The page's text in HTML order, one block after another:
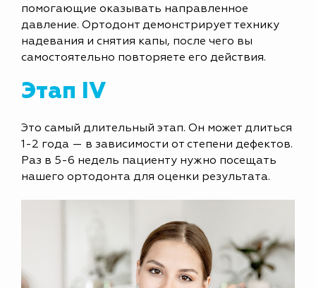
помогающие оказывать направленное
давление. Ортодонт демонстрирует технику
надевания и снятия капы, после чего вы
самостоятельно повторяете его действия.
Этап IV
Это самый длительный этап. Он может длиться
1-2 года — в зависимости от степени дефектов.
Раз в 5-6 недель пациенту нужно посещать
нашего ортодонта для оценки результата.